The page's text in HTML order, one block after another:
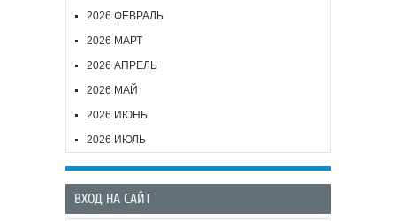
2026 ФЕВРАЛЬ
2026 МАРТ
2026 АПРЕЛЬ
2026 МАЙ
2026 ИЮНЬ
2026 ИЮЛЬ
ВХОД НА САЙТ